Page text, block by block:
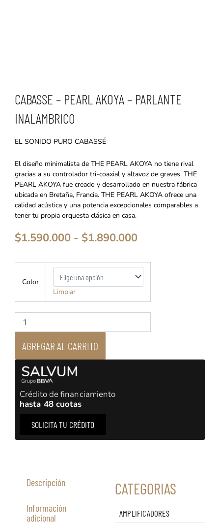
CABASSE – PEARL AKOYA – PARLANTE
INALAMBRICO
EL SONIDO PURO CABASSÉ
El diseño minimalista de THE PEARL AKOYA no tiene rival
gracias a su controlador tri-coaxial y altavoz de graves. THE
PEARL AKOYA fue creado y desarrollado en nuestra fábrica
ubicada en Bretaña, Francia. THE PEARL AKOYA ofrece una
calidad acústica y una potencia excepcionales comparables a
tener tu propia orquesta clásica en casa.
$1.590.000 - $1.890.000Rango
desde
$1.590.000
hasta
$1.890.000
Color
Limpiar
Pearl
Parlante
Inalambrico
cantidad
AGREGAR AL CARRITO
Crédito de financiamiento
hasta 48 cuotas
SOLICITA TU CRÉDITO
Descripción
Información
adicional
CATEGORIAS
AMPLIFICADORES